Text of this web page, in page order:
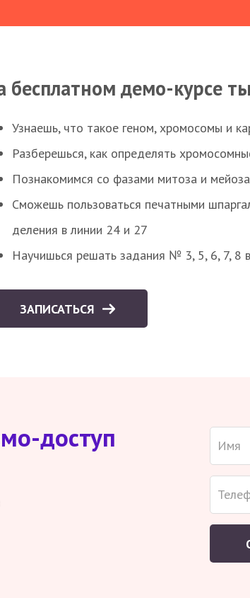
бесплатном демо-курсе
Узнаешь, что такое геном, хромосомы и
Разберешься, как определять
Познакомимся со фазами митоза и
Сможешь пользоваться печатными
деления в линии 24 и 27
Научишься решать задания № 3, 5, 6, 7, 8
ЗАПИСАТЬСЯ
доступ